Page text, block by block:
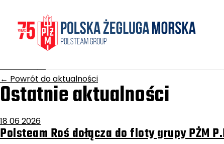
Powstaniec
17 grudnia 2025
Aktualności
← Powrót do aktualności
Ostatnie aktualności
18 06 2026
Polsteam Roś dołącza do floty grupy PŻM